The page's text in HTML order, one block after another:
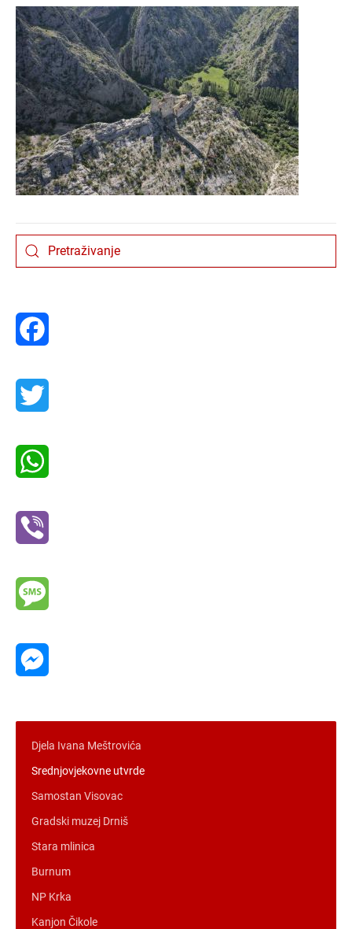
Djela Ivana Meštrovića
Srednjovjekovne utvrde
Samostan Visovac
Gradski muzej Drniš
Stara mlinica
Burnum
NP Krka
Kanjon Čikole